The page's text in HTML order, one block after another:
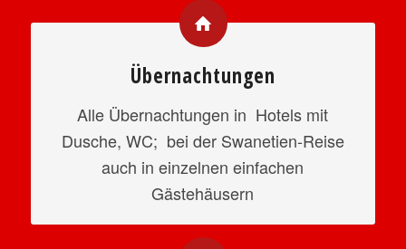
Übernachtungen
Alle Übernachtungen in Hotels mit
Dusche, WC; bei der Swanetien-Reise
auch in einzelnen einfachen
Gästehäusern